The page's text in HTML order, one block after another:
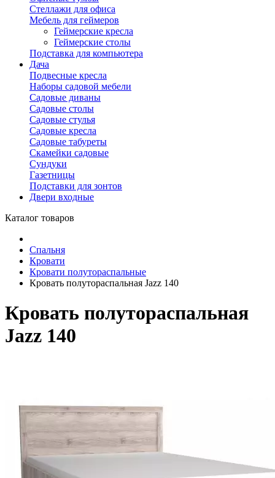
Стеллажи для офиса
Мебель для геймеров
Геймерские кресла
Геймерские столы
Подставка для компьютера
Дача
Подвесные кресла
Наборы садовой мебели
Садовые диваны
Садовые столы
Садовые стулья
Садовые кресла
Садовые табуреты
Скамейки садовые
Сундуки
Газетницы
Подставки для зонтов
Двери входные
Каталог товаров
Спальня
Кровати
Кровати полутораспальные
Кровать полутораспальная Jazz 140
Кровать полутораспальная
Jazz 140